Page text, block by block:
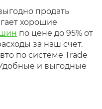
продать
хорошие
по цене до 95% от
за наш счет.
по системе Trade
и выгодные